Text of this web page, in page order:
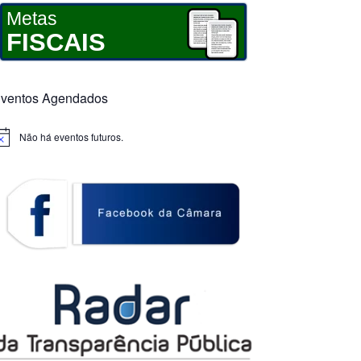
Metas
FISCAIS
Agendados
Não há eventos futuros.